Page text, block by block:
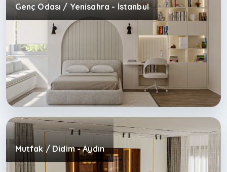
Genç Odası / Yenisahra - İstanbul
Mutfak / Didim - Aydın